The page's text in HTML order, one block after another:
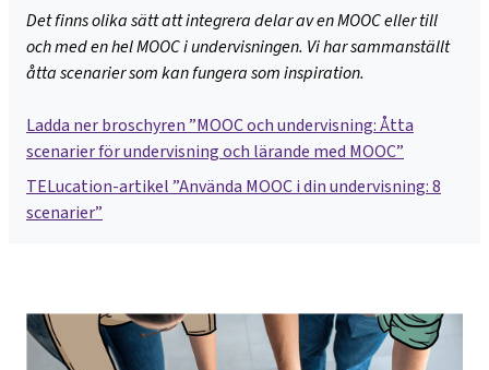
Det finns olika sätt att integrera delar av en MOOC eller till
och med en hel MOOC i undervisningen. Vi har sammanställt
åtta scenarier som kan fungera som inspiration.
Ladda ner broschyren ”MOOC och undervisning: Åtta
scenarier för undervisning och lärande med MOOC”
TELucation-artikel ”Använda MOOC i din undervisning: 8
scenarier”